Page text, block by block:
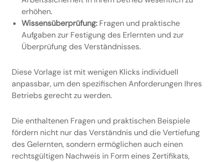
erhöhen.
Wissensüberprüfung: Fragen und praktische
Aufgaben zur Festigung des Erlernten und zur
Überprüfung des Verständnisses.
Diese Vorlage ist mit wenigen Klicks individuell
anpassbar, um den spezifischen Anforderungen Ihres
Betriebs gerecht zu werden.
Die enthaltenen Fragen und praktischen Beispiele
fördern nicht nur das Verständnis und die Vertiefung
des Gelernten, sondern ermöglichen auch einen
rechtsgültigen Nachweis in Form eines Zertifikats,